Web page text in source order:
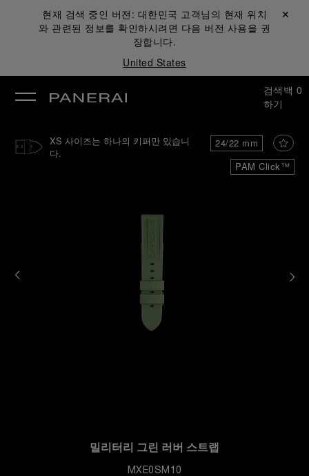
현재 검색 중인 버전: 대한민국 고객님의 현재 위치
와 관련된 정보를 확인하시려면 다음 버전 사용을 권
장합니다.
United States
닫기 ✕
검색
하기
백 0
PAM Click™
24/22 mm
XS 사이즈는 하나의 키퍼만 있습니
다.
밀리터리 그린 러버 스트랩
MXE0SM10